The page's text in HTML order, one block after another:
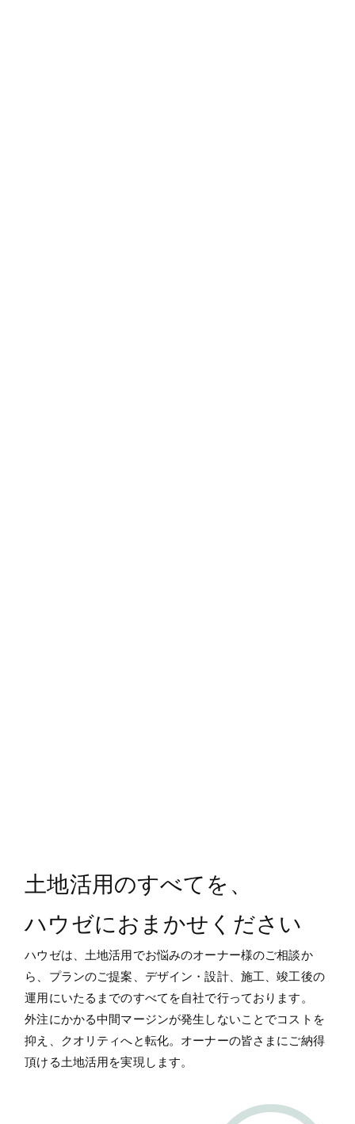
土地活用のすべてを、
ハウゼにおまかせください
ハウゼは、土地活用でお悩みのオーナー様のご相談か
ら、プランのご提案、デザイン・設計、施工、竣工後の
運用にいたるまでのすべてを自社で行っております。
外注にかかる中間マージンが発生しないことでコストを
抑え、クオリティへと転化。オーナーの皆さまにご納得
頂ける土地活用を実現します。